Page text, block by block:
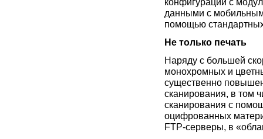
данными с
помощью
Не только печать
Наряду с большей
монохромных и
существенно
сканирования, в том
сканирования с
оцифрованных
FTP-серверы, в